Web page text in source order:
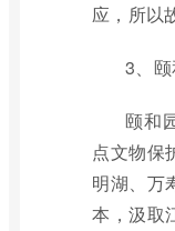
应，所以
3、
颐和
点文物保
明湖、万
本，汲取